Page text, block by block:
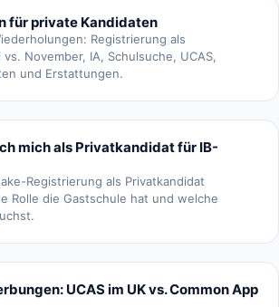
für private Kandidaten
Registrierung als
November, IA, Schulsuche, UCAS,
und Erstattungen.
mich als Privatkandidat für IB-
Registrierung als Privatkandidat
Rolle die Gastschule hat und welche
UCAS im UK vs. Common App